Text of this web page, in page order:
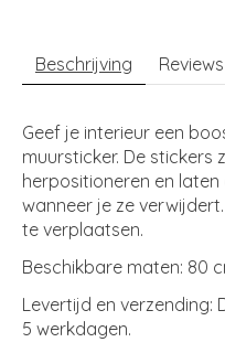
Beschrijving
Geef je interieur een
muursticker. De stickers
herpositioneren en
wanneer je ze
te verplaatsen.
Beschikbare maten: 80
Levertijd en
5 werkdagen.